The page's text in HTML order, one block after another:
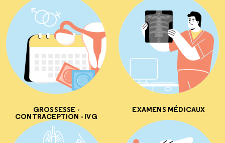
GROSSESSE -
CONTRACEPTION - IVG
EXAMENS MÉDICAUX